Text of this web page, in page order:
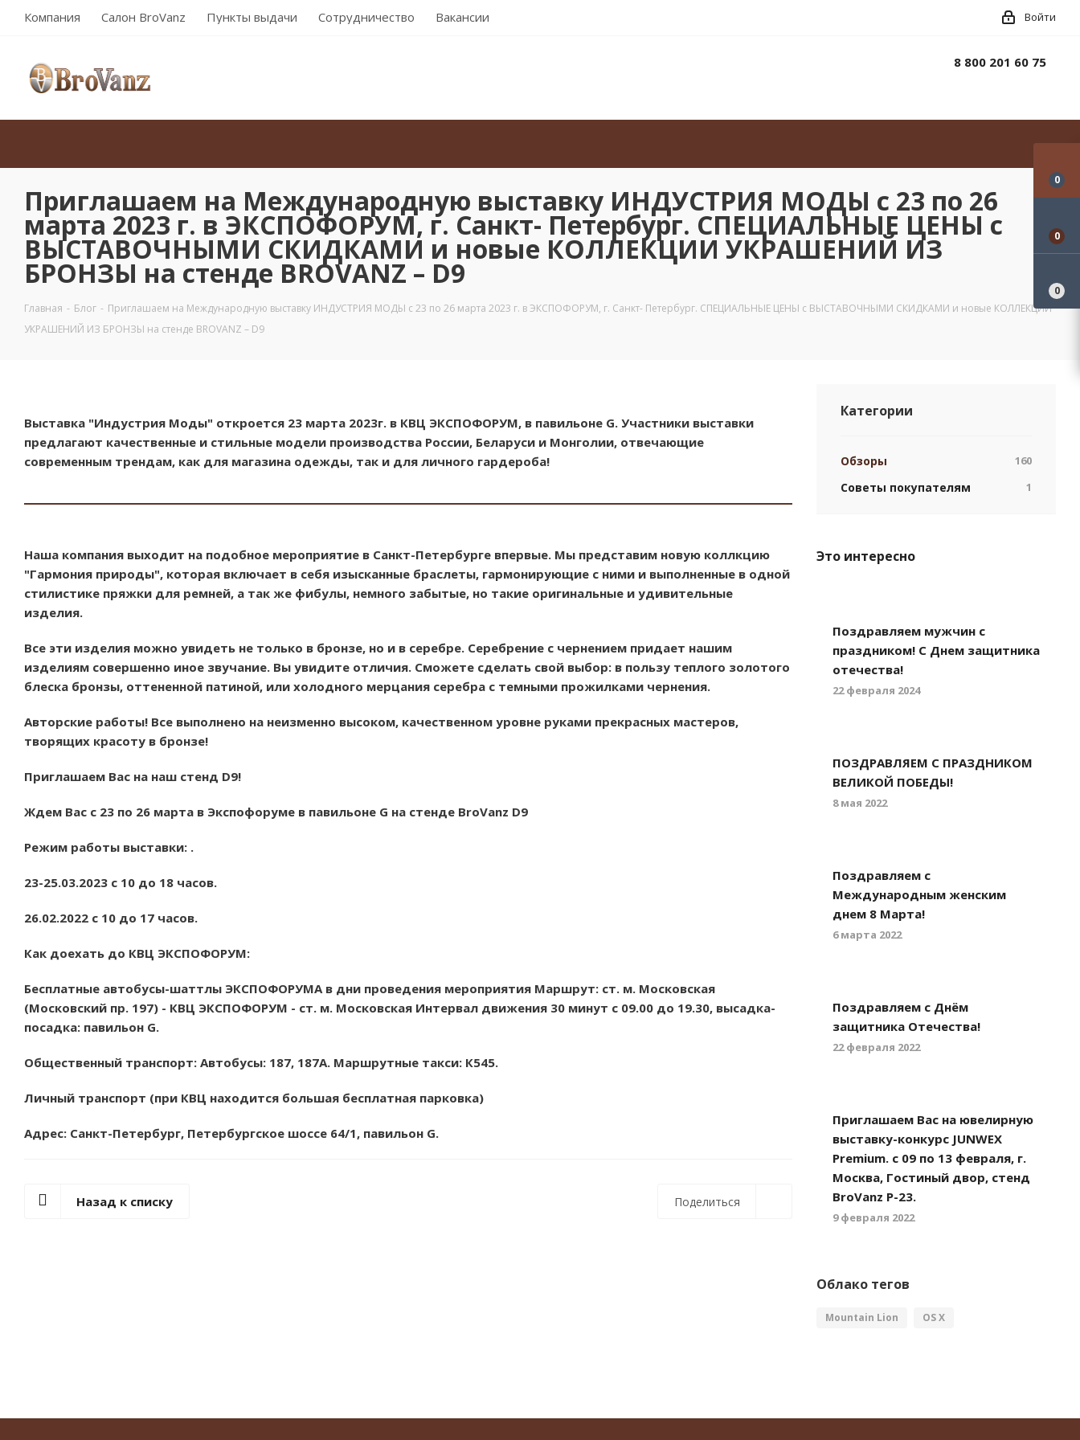
Компания Салон BroVanz Пункты выдачи Сотрудничество Вакансии Войти
8 800 201 60 75
Приглашаем на Международную выставку ИНДУСТРИЯ МОДЫ с 23 по 26
марта 2023 г. в ЭКСПОФОРУМ, г. Санкт- Петербург. СПЕЦИАЛЬНЫЕ ЦЕНЫ с
ВЫСТАВОЧНЫМИ СКИДКАМИ и новые КОЛЛЕКЦИИ УКРАШЕНИЙ ИЗ
БРОНЗЫ на стенде BROVANZ – D9
Главная - Блог - Приглашаем на Международную выставку ИНДУСТРИЯ МОДЫ с 23 по 26 марта 2023 г. в ЭКСПОФОРУМ, г. Санкт- Петербург. СПЕЦИАЛЬНЫЕ ЦЕНЫ с ВЫСТАВОЧНЫМИ СКИДКАМИ и новые КОЛЛЕКЦИИ
УКРАШЕНИЙ ИЗ БРОНЗЫ на стенде BROVANZ – D9
Выставка "Индустрия Моды" откроется 23 марта 2023г. в КВЦ ЭКСПОФОРУМ, в павильоне G. Участники выставки
предлагают качественные и стильные модели производства России, Беларуси и Монголии, отвечающие
современным трендам, как для магазина одежды, так и для личного гардероба!
Наша компания выходит на подобное мероприятие в Санкт-Петербурге впервые. Мы представим новую коллкцию
"Гармония природы", которая включает в себя изысканные браслеты, гармонирующие с ними и выполненные в одной
стилистике пряжки для ремней, а так же фибулы, немного забытые, но такие оригинальные и удивительные
изделия.
Все эти изделия можно увидеть не только в бронзе, но и в серебре. Серебрение с чернением придает нашим
изделиям совершенно иное звучание. Вы увидите отличия. Сможете сделать свой выбор: в пользу теплого золотого
блеска бронзы, оттененной патиной, или холодного мерцания серебра с темными прожилками чернения.
Авторские работы! Все выполнено на неизменно высоком, качественном уровне руками прекрасных мастеров,
творящих красоту в бронзе!
Приглашаем Вас на наш стенд D9!
Ждем Вас с 23 по 26 марта в Экспофоруме в павильоне G на стенде BroVanz D9
Режим работы выставки: .
23-25.03.2023 с 10 до 18 часов.
26.02.2022 с 10 до 17 часов.
Как доехать до КВЦ ЭКСПОФОРУМ:
Бесплатные автобусы-шаттлы ЭКСПОФОРУМА в дни проведения мероприятия Маршрут: ст. м. Московская
(Московский пр. 197) - КВЦ ЭКСПОФОРУМ - ст. м. Московская Интервал движения 30 минут с 09.00 до 19.30, высадка-
посадка: павильон G.
Общественный транспорт: Автобусы: 187, 187А. Маршрутные такси: К545.
Личный транспорт (при КВЦ находится большая бесплатная парковка)
Адрес: Санкт-Петербург, Петербургское шоссе 64/1, павильон G.
Поделиться
Назад к списку
Категории
Обзоры 160
Советы покупателям 1
Это интересно
Поздравляем мужчин с
праздником! С Днем защитника
отечества!
22 февраля 2024
ПОЗДРАВЛЯЕМ С ПРАЗДНИКОМ
ВЕЛИКОЙ ПОБЕДЫ!
8 мая 2022
Поздравляем с
Международным женским
днем 8 Марта!
6 марта 2022
Поздравляем с Днём
защитника Отечества!
22 февраля 2022
Приглашаем Вас на ювелирную
выставку-конкурс JUNWEX
Premium. с 09 по 13 февраля, г.
Москва, Гостиный двор, стенд
BroVanz Р-23.
9 февраля 2022
Облако тегов
Mountain Lion OS X
0
0
0